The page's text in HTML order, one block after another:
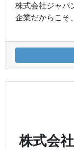
株式会社ジャパ
企業だからこそ
株式会